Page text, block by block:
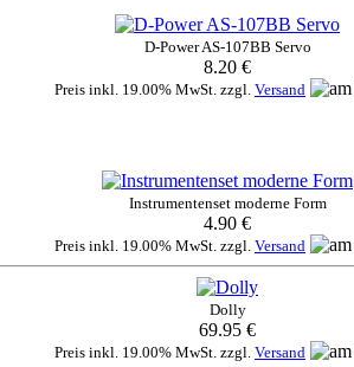
D-Power AS-107BB Servo
8.20 €
Preis inkl. 19.00% MwSt. zzgl. Versand
Instrumentenset moderne Form
4.90 €
Preis inkl. 19.00% MwSt. zzgl. Versand
Dolly
69.95 €
Preis inkl. 19.00% MwSt. zzgl. Versand